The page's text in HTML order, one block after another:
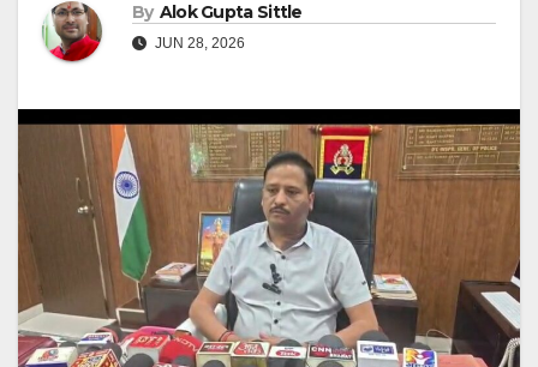
By Alok Gupta Sittle
JUN 28, 2026